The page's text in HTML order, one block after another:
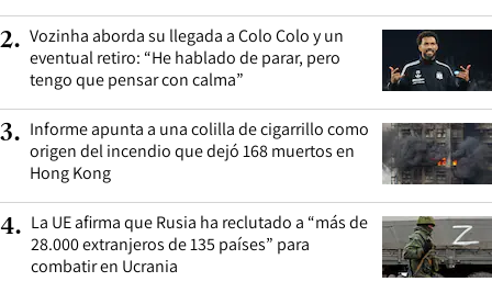
2. Vozinha aborda su llegada a Colo Colo y un
eventual retiro: “He hablado de parar, pero
tengo que pensar con calma”
3. Informe apunta a una colilla de cigarrillo como
origen del incendio que dejó 168 muertos en
Hong Kong
4. La UE afirma que Rusia ha reclutado a “más de
28.000 extranjeros de 135 países” para
combatir en Ucrania